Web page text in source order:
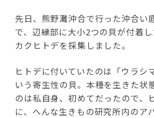
先日、熊野灘沖合で行った沖合い
で、辺縁部に大小2つの貝が付着
カクヒトデを採集しました。
ヒトデに付いていたのは「ウラシ
いう寄生性の貝。本種を生きた状
のは私自身、初めてだったので、
に、へんな生きもの研究所内のア